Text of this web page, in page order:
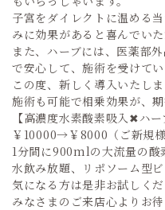
子宮をダイレクトに温める
みに効果があると喜んでいた
また、ハーブには、医薬部
で安心して、施術を受けてい
この度、新しく導入いたし
施術も可能で相乗効果が、期
【高濃度水素酸素吸入✖ハ
￥10000→￥8000（ご新規様
1分間に900mlの大流量の酸
水飲み放題、リポソーム型
気になる方は是非お試しく
みなさまのご来店心よりお